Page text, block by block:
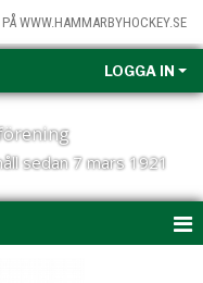
WWW.HAMMARBYHOCKEY.SE
LOGGA IN
sedan 7 mars 1921